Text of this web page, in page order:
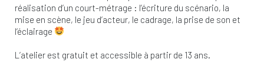
réalisation d’un court-métrage : l’écriture du scénario, la
mise en scène, le jeu d’acteur, le cadrage, la prise de son et
l’éclairage
L’atelier est gratuit et accessible à partir de 13 ans.